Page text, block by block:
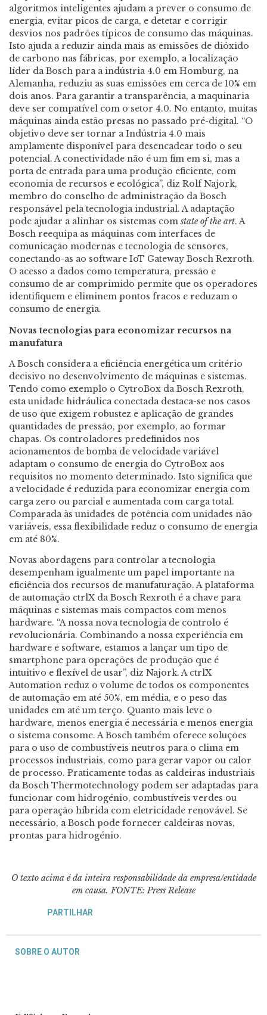
algoritmos inteligentes ajudam a prever o consumo de
energia, evitar picos de carga, e detetar e corrigir
desvios nos padrões típicos de consumo das máquinas.
Isto ajuda a reduzir ainda mais as emissões de dióxido
de carbono nas fábricas, por exemplo, a localização
líder da Bosch para a indústria 4.0 em Homburg, na
Alemanha, reduziu as suas emissões em cerca de 10% em
dois anos. Para garantir a transparência, a maquinaria
deve ser compatível com o setor 4.0. No entanto, muitas
máquinas ainda estão presas no passado pré-digital. “O
objetivo deve ser tornar a Indústria 4.0 mais
amplamente disponível para desencadear todo o seu
potencial. A conectividade não é um fim em si, mas a
porta de entrada para uma produção eficiente, com
economia de recursos e ecológica”, diz Rolf Najork,
membro do conselho de administração da Bosch
responsável pela tecnologia industrial. A adaptação
pode ajudar a alinhar os sistemas com state of the art. A
Bosch reequipa as máquinas com interfaces de
comunicação modernas e tecnologia de sensores,
conectando-as ao software IoT Gateway Bosch Rexroth.
O acesso a dados como temperatura, pressão e
consumo de ar comprimido permite que os operadores
identifiquem e eliminem pontos fracos e reduzam o
consumo de energia.
Novas tecnologias para economizar recursos na
manufatura
A Bosch considera a eficiência energética um critério
decisivo no desenvolvimento de máquinas e sistemas.
Tendo como exemplo o CytroBox da Bosch Rexroth,
esta unidade hidráulica conectada destaca-se nos casos
de uso que exigem robustez e aplicação de grandes
quantidades de pressão, por exemplo, ao formar
chapas. Os controladores predefinidos nos
acionamentos de bomba de velocidade variável
adaptam o consumo de energia do CytroBox aos
requisitos no momento determinado. Isto significa que
a velocidade é reduzida para economizar energia com
carga zero ou parcial e aumentada com carga total.
Comparada às unidades de potência com unidades não
variáveis, essa flexibilidade reduz o consumo de energia
em até 80%.
Novas abordagens para controlar a tecnologia
desempenham igualmente um papel importante na
eficiência dos recursos de manufaturação. A plataforma
de automação ctrlX da Bosch Rexroth é a chave para
máquinas e sistemas mais compactos com menos
hardware. “A nossa nova tecnologia de controlo é
revolucionária. Combinando a nossa experiência em
hardware e software, estamos a lançar um tipo de
smartphone para operações de produção que é
intuitivo e flexível de usar”, diz Najork. A ctrlX
Automation reduz o volume de todos os componentes
de automação em até 50%, em média, e o peso das
unidades em até um terço. Quanto mais leve o
hardware, menos energia é necessária e menos energia
o sistema consome. A Bosch também oferece soluções
para o uso de combustíveis neutros para o clima em
processos industriais, como para gerar vapor ou calor
de processo. Praticamente todas as caldeiras industriais
da Bosch Thermotechnology podem ser adaptadas para
funcionar com hidrogénio, combustíveis verdes ou
para operação híbrida com eletricidade renovável. Se
necessário, a Bosch pode fornecer caldeiras novas,
prontas para hidrogénio.
O texto acima é da inteira responsabilidade da empresa/entidade
em causa. FONTE: Press Release
PARTILHAR
SOBRE O AUTOR